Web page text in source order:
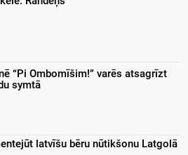
“Pi Ombomīšim!” varēs atsagrīzt
symtā
latvīšu bēru nūtikšonu Latgolā